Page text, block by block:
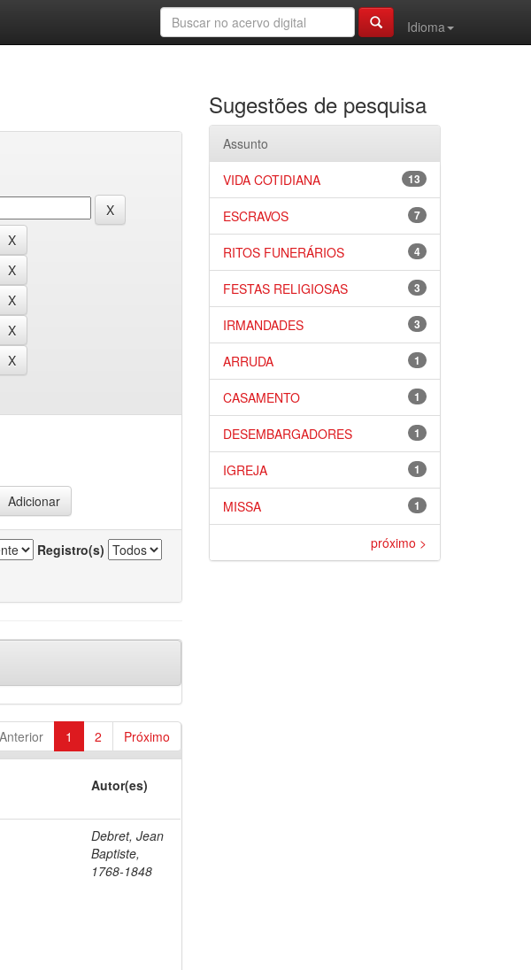
Idioma
Registro(s)
Anterior 1 2 Próximo
Autor(es)
Debret, Jean
Baptiste,
1768-1848
Sugestões de pesquisa
Assunto
13
VIDA COTIDIANA
7
ESCRAVOS
4
RITOS FUNERÁRIOS
3
FESTAS RELIGIOSAS
3
IRMANDADES
1
ARRUDA
1
CASAMENTO
1
DESEMBARGADORES
1
IGREJA
1
MISSA
próximo >